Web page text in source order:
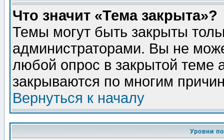
Что значит «Тема закрыта»?
Темы могут быть закрыты
администраторами. Вы не
любой опрос в закрытой теме
закрываются по многим
Вернуться к началу
Уровни